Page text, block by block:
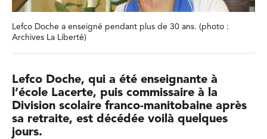
Lefco Doche a enseigné pendant plus de 30 ans. (photo :
Archives La Liberté)
Lefco Doche, qui a été enseignante à
l’école Lacerte, puis commissaire à la
Division scolaire franco-manitobaine après
sa retraite, est décédée voilà quelques
jours.